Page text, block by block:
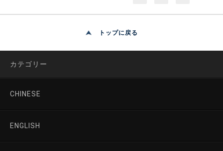
トップに戻る
カテゴリー
CHINESE
ENGLISH